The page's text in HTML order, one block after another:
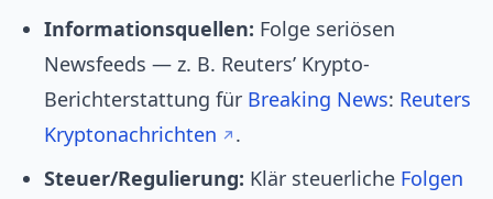
Informationsquellen: Folge seriösen
Newsfeeds — z. B. Reuters’ Krypto-
Berichterstattung für Breaking News: Reuters
Kryptonachrichten
.
Steuer/Regulierung: Klär steuerliche Folgen